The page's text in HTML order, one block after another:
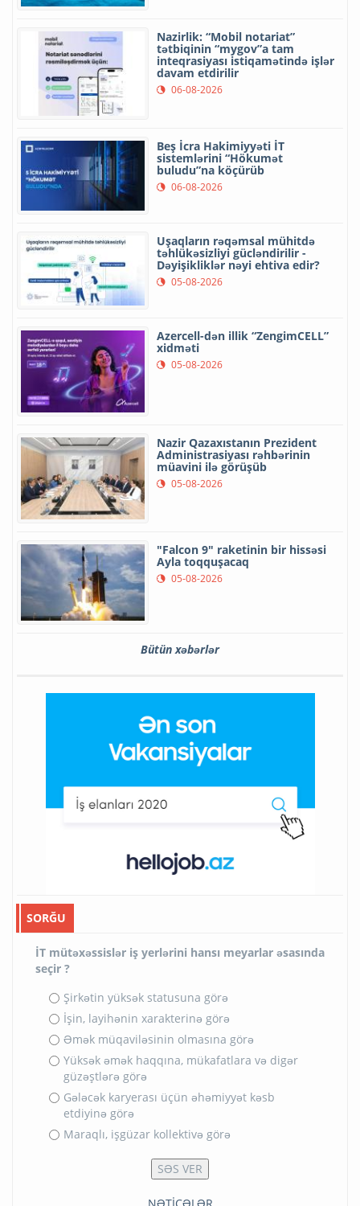
Nazirlik: “Mobil notariat”
tətbiqinin “mygov”a tam
inteqrasiyası istiqamətində işlər
davam etdirilir
06-08-2026
Beş İcra Hakimiyyəti İT
sistemlərini “Hökumət
buludu”na köçürüb
06-08-2026
Uşaqların rəqəmsal mühitdə
təhlükəsizliyi gücləndirilir -
Dəyişikliklər nəyi ehtiva edir?
05-08-2026
Azercell-dən illik “ZengimCELL”
xidməti
05-08-2026
Nazir Qazaxıstanın Prezident
Administrasiyası rəhbərinin
müavini ilə görüşüb
05-08-2026
"Falcon 9" raketinin bir hissəsi
Ayla toqquşacaq
05-08-2026
Bütün xəbərlər
SORĞU
İT mütəxəssislər iş yerlərini hansı meyarlar əsasında
seçir ?
Şirkətin yüksək statusuna görə
İşin, layihənin xarakterinə görə
Əmək müqaviləsinin olmasına görə
Yüksək əmək haqqına, mükafatlara və digər
güzəştlərə görə
Gələcək karyerası üçün əhəmiyyət kəsb
etdiyinə görə
Maraqlı, işgüzar kollektivə görə